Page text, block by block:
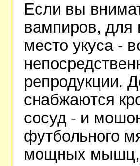
Если вы
вампиров, для
место укуса -
репродукции.
снабжаются
сосуд - и
футбольного
мощных мышц,